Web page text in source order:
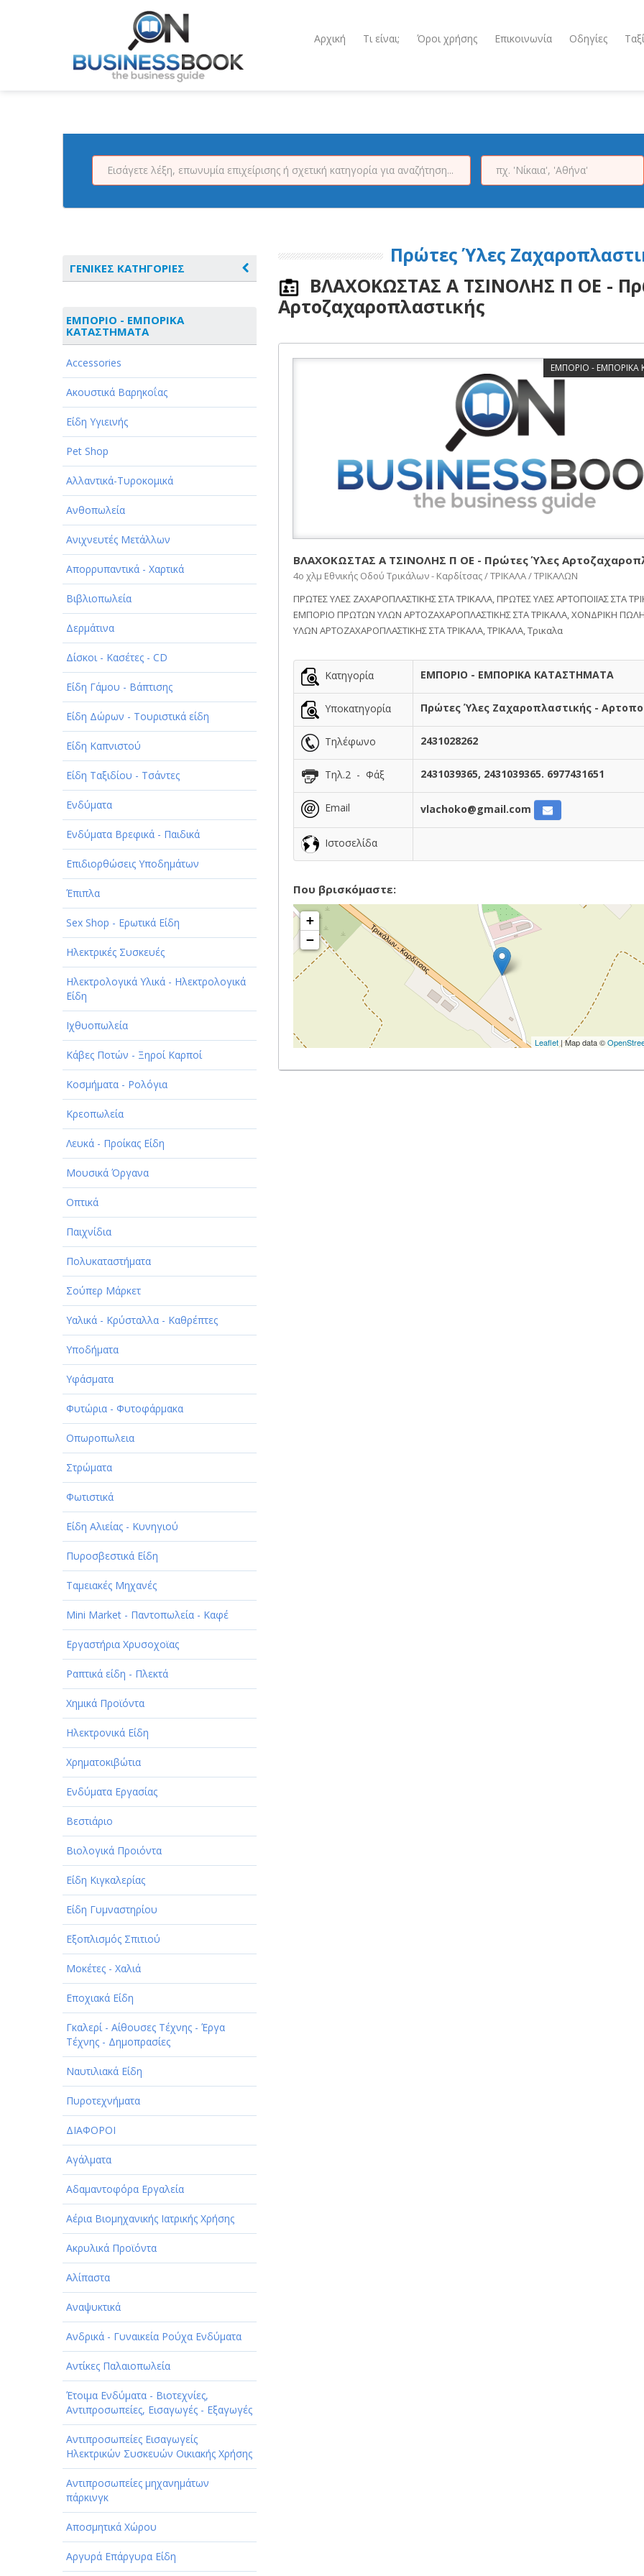
Αρχική Τι είναι; Όροι χρήσης Επικοινωνία Οδηγίες
ΓΕΝΙΚΕΣ ΚΑΤΗΓΟΡΙΕΣ
ΑΘΛΗΤΙΣΜΟΣ
ΑΥΤΟΚΙΝΗΤΑ - ΜΗΧΑΝΕΣ - ΣΚΑΦΗ
ΔΙΑΣΚΕΔΑΣΗ - ΨΥΧΑΓΩΓΙΑ - ΤΕΧΝΕΣ
ΔΙΑΦΗΜΙΣΗ - ΜΜΕ
ΕΚΚΛΗΣΙΕΣ - ΦΙΛΑΝΘΡΩΠΙΚΑ
ΣΩΜΑΤΕΙΑ
ΕΚΠΑΙΔΕΥΣΗ - ΣΧΟΛΕΣ
ΕΜΠΟΡΙΟ - ΕΜΠΟΡΙΚΑ
ΚΑΤΑΣΤΗΜΑΤΑ
ΕΡΓΟΣΤΑΣΙΑ - ΒΙΟΜΗΧΑΝΙΕΣ
ΞΕΝΟΔΟΧΕΙΑ - ΤΟΥΡΙΣΜΟΣ
ΟΜΟΡΦΙΑ
ΠΑΡΟΧΗ ΥΠΗΡΕΣΙΩΝ
ΤΕΧΝΙΚΑ - ΚΑΤΑΣΚΕΥΑΣΤΙΚΑ
ΤΕΧΝΟΛΟΓΙΑ
ΥΓΕΙΑ - ΙΑΤΡΟΙ
ΦΑΓΗΤΟ
ΕΜΠΟΡΙΟ - ΕΜΠΟΡΙΚΑ
ΚΑΤΑΣΤΗΜΑΤΑ
Accessories
Ακουστικά Βαρηκοΐας
Είδη Υγιεινής
Pet Shop
Αλλαντικά-Τυροκομικά
Ανθοπωλεία
Ανιχνευτές Μετάλλων
Απορρυπαντικά - Χαρτικά
Βιβλιοπωλεία
Δερμάτινα
Δίσκοι - Κασέτες - CD
Είδη Γάμου - Βάπτισης
Είδη Δώρων - Τουριστικά είδη
Είδη Καπνιστού
Είδη Ταξιδίου - Τσάντες
Ενδύματα
Ενδύματα Βρεφικά - Παιδικά
Επιδιορθώσεις Υποδημάτων
Έπιπλα
Sex Shop - Ερωτικά Είδη
Ηλεκτρικές Συσκευές
Ηλεκτρολογικά Υλικά - Ηλεκτρολογικά
Είδη
Ιχθυοπωλεία
Κάβες Ποτών - Ξηροί Καρποί
Κοσμήματα - Ρολόγια
Κρεοπωλεία
Λευκά - Προίκας Είδη
Μουσικά Όργανα
Οπτικά
Παιχνίδια
Πολυκαταστήματα
Σούπερ Μάρκετ
Υαλικά - Κρύσταλλα - Καθρέπτες
Υποδήματα
Υφάσματα
Φυτώρια - Φυτοφάρμακα
Οπωροπωλεια
Στρώματα
Φωτιστικά
Είδη Αλιείας - Κυνηγιού
Πυροσβεστικά Είδη
Ταμειακές Μηχανές
Mini Market - Παντοπωλεία - Καφέ
Εργαστήρια Χρυσοχοϊας
Ραπτικά είδη - Πλεκτά
Χημικά Προϊόντα
Ηλεκτρονικά Είδη
Χρηματοκιβώτια
Ενδύματα Εργασίας
Βεστιάριο
Βιολογικά Προιόντα
Είδη Κιγκαλερίας
Είδη Γυμναστηρίου
Εξοπλισμός Σπιτιού
Μοκέτες - Χαλιά
Εποχιακά Είδη
Γκαλερί - Αίθουσες Τέχνης - Έργα
Τέχνης - Δημοπρασίες
Ναυτιλιακά Είδη
Πυροτεχνήματα
ΔΙΑΦΟΡΟΙ
Αγάλματα
Αδαμαντοφόρα Εργαλεία
Αέρια Βιομηχανικής Ιατρικής Χρήσης
Ακρυλικά Προϊόντα
Αλίπαστα
Αναψυκτικά
Ανδρικά - Γυναικεία Ρούχα Ενδύματα
Αντίκες Παλαιοπωλεία
Έτοιμα Ενδύματα - Βιοτεχνίες,
Αντιπροσωπείες, Εισαγωγές - Εξαγωγές
Αντιπροσωπείες Εισαγωγείς
Ηλεκτρικών Συσκευών Οικιακής Χρήσης
Αντιπροσωπείες μηχανημάτων
πάρκινγκ
Αποσμητικά Χώρου
Αργυρά Επάργυρα Είδη
Πρώτες Ύλες
ΒΛΑΧΟΚΩΣΤΑΣ Α ΤΣΙΝΟΛΗΣ Π ΟΕ -
Αρτοζαχαροπλαστικής
ΕΜΠΟΡΙΟ - ΕΜΠΟΡΙΚΑ
ΒΛΑΧΟΚΩΣΤΑΣ Α ΤΣΙΝΟΛΗΣ Π ΟΕ - Πρώτες Ύλες
4ο χλμ Εθνικής Οδού Τρικάλων - Καρδίτσας / ΤΡΙΚΑΛΑ / ΤΡΙΚΑΛΩΝ
ΠΡΩΤΕΣ ΥΛΕΣ ΖΑΧΑΡΟΠΛΑΣΤΙΚΗΣ ΣΤΑ ΤΡΙΚΑΛΑ, ΠΡΩΤΕΣ ΥΛΕΣ ΑΡΤΟΠΟΙΪΑΣ ΣΤΑ
ΕΜΠΟΡΙΟ ΠΡΩΤΩΝ ΥΛΩΝ ΑΡΤΟΖΑΧΑΡΟΠΛΑΣΤΙΚΗΣ ΣΤΑ ΤΡΙΚΑΛΑ, ΧΟΝΔΡΙΚΗ
ΥΛΩΝ ΑΡΤΟΖΑΧΑΡΟΠΛΑΣΤΙΚΗΣ ΣΤΑ ΤΡΙΚΑΛΑ, ΤΡΙΚΑΛΑ, Τρικαλα
Κατηγορία ΕΜΠΟΡΙΟ - ΕΜΠΟΡΙΚΑ ΚΑΤΑΣΤΗΜΑΤΑ
Υποκατηγορία Πρώτες Ύλες Ζαχαροπλαστικής -
Τηλέφωνο 2431028262
Τηλ.2 - Φάξ 2431039365, 2431039365. 6977431651
Email vlachoko@gmail.com
Ιστοσελίδα
Που βρισκόμαστε:
+
−
Leaflet| Map data ©